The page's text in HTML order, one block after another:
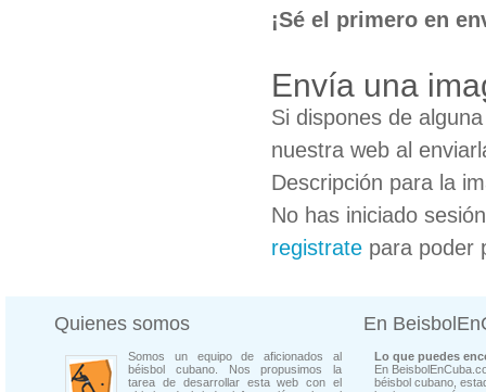
¡Sé el primero en
Envía una
Si dispones de
nuestra web al
Descripción para la
No has iniciado
registrate para poder
Quienes somos
Somos un equipo de aficionados al
béisbol cubano. Nos propusimos la
tarea de desarrollar esta web con el
En
Lo que puedes
En
béisbol cubano,